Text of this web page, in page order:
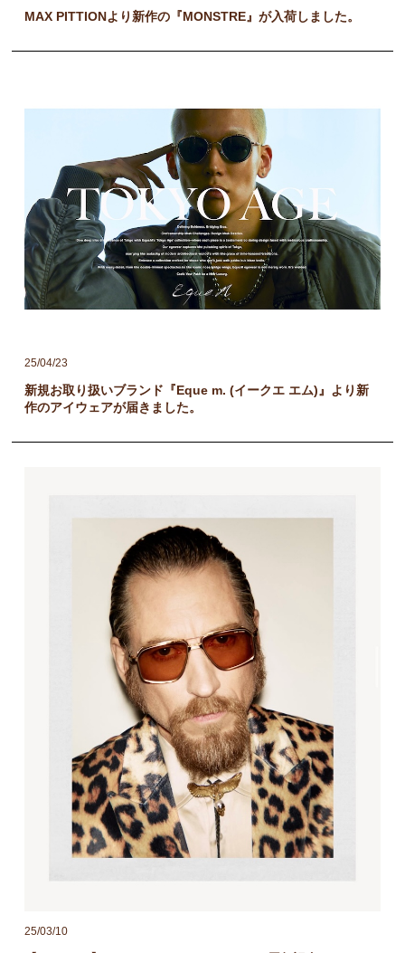
MAX PITTIONより新作の『MONSTRE』が入荷しました。
25/04/23
新規お取り扱いブランド『Eque m. (イークエ エム)』より新
作のアイウェアが届きました。
25/03/10